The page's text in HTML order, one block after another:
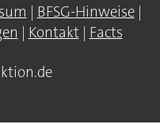
| BFSG-Hinweise|
| Kontakt| Facts